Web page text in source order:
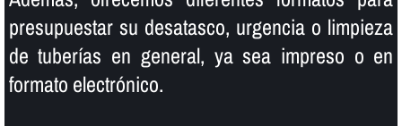
presupuestar su desatasco, urgencia o limpieza
de tuberí­as en general, ya sea impreso o en
formato electrónico.